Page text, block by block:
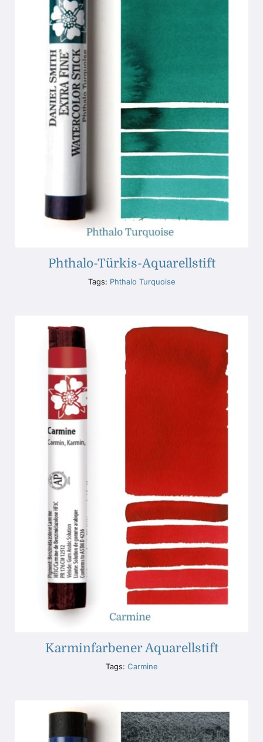
Phthalo-Türkis-Aquarellstift
Tags: Phthalo Turquoise
Karminfarbener Aquarellstift
Tags: Carmine